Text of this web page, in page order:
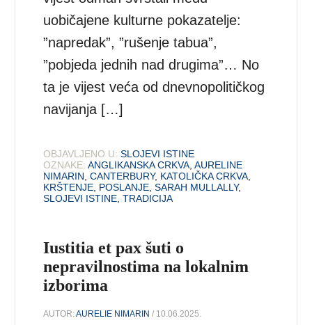
uobičajene kulturne pokazatelje:
”napredak”, ”rušenje tabua”,
”pobjeda jednih nad drugima”… No
ta je vijest veća od dnevnopolitičkog
navijanja […]
OBJAVLJENO U: SLOJEVI ISTINE
OZNAKE: ANGLIKANSKA CRKVA ,AURELINE
NIMARIN ,CANTERBURY, KATOLIČKA CRKVA
KRŠTENJE POSLANJE ,SARAH MULLALLY,
SLOJEVI ISTINE ,TRADICIJA
Iustitia et pax šuti o
nepravilnostima na lokalnim
izborima
AUTOR:AURELIE NIMARIN / 10.06.2025.